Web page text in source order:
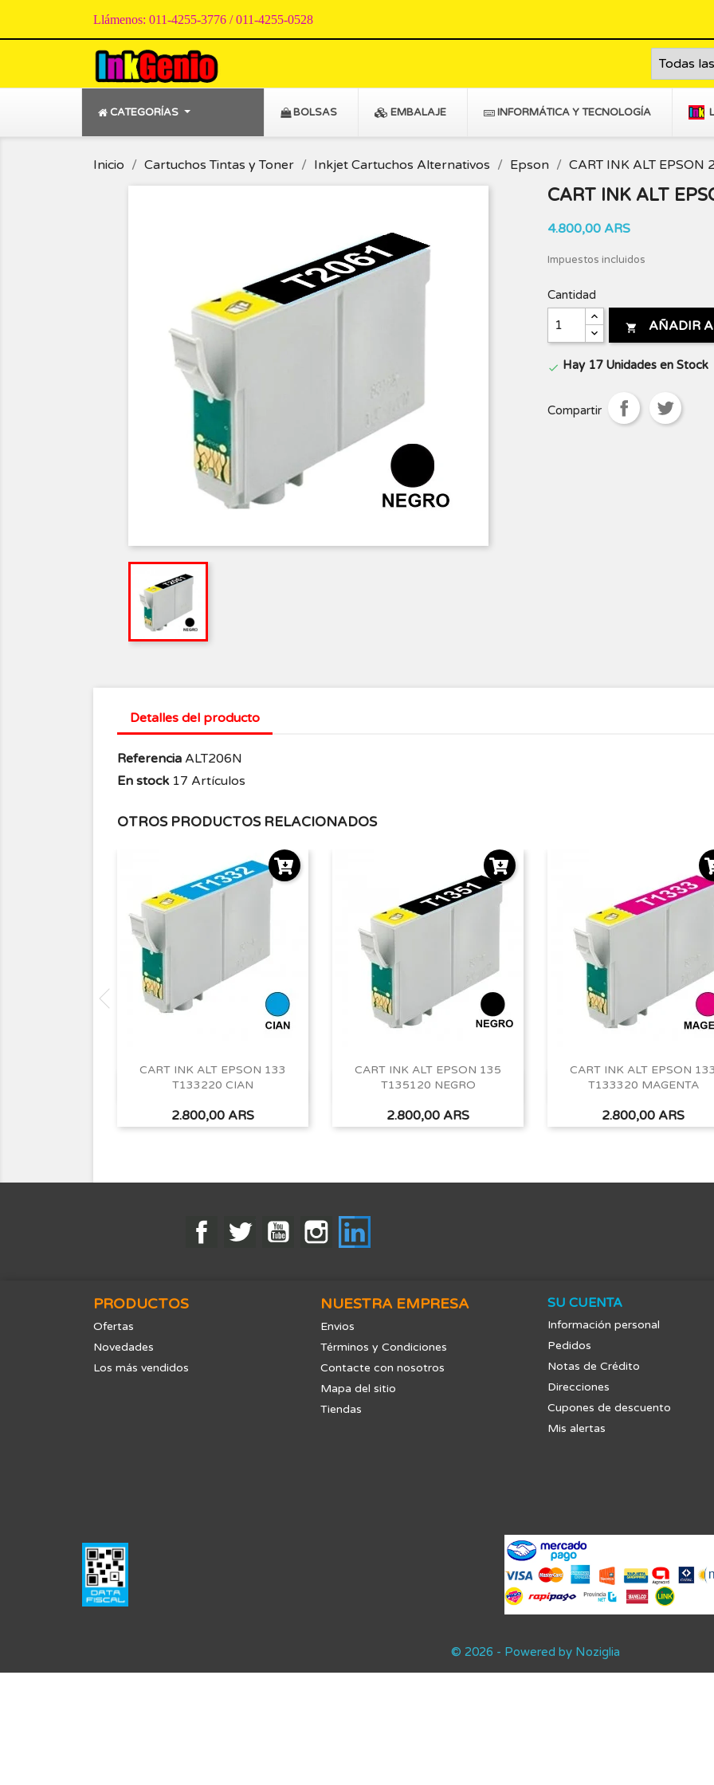
Llámenos: 011-4255-3776 / 011-4255-0528
CATEGORÍAS BOLSAS EMBALAJE INFORMÁTICA Y TECNOLOGÍA
Inicio Cartuchos Tintas y Toner Inkjet Cartuchos Alternativos Epson CART INK ALT EPSON
CART INK ALT
4.800,00 ARS
Impuestos incluidos
Cantidad
 AÑADIR
 Hay 17 Unidades en Stock
Compartir
Detalles del producto
Referencia ALT206N
En stock 17 Artículos
OTROS PRODUCTOS RELACIONADOS
CART INK ALT EPSON 133
T133220 CIAN
Precio
2.800,00 ARS
Vista rápida
CART INK ALT EPSON 135
T135120 NEGRO
Precio
2.800,00 ARS
Vista rápida
CART INK ALT EPSON 133
T133320 MAGENTA
Precio
2.800,00 ARS
Vista rápida
FacebookTwitter YouTubeInstagram
PRODUCTOS
Ofertas
Novedades
Los más vendidos
NUESTRA EMPRESA
Envios
Términos y Condiciones
Contacte con nosotros
Mapa del sitio
Tiendas
SU CUENTA
Información personal
Pedidos
Notas de Crédito
Direcciones
Cupones de descuento
Mis alertas
© 2026 - Powered by Noziglia